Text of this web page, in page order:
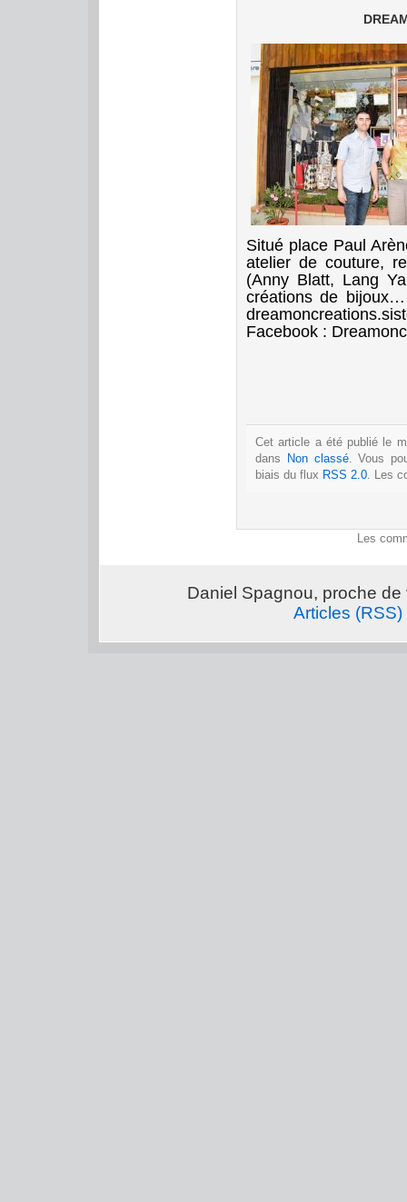
Situé place Paul
atelier de couture,
(Anny Blatt, Lang
créations de
Facebook :
Cet article a été publié le
dans
Non classé. Vous
biais du flux RSS 2.0 . Les
Les
Daniel Spagnou, proche
Articles (RSS)